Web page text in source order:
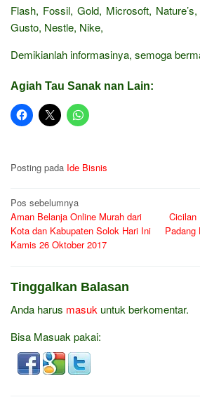
Flash, Fossil, Gold, Microsoft,
Gusto, Nestle, Nike,
Demikianlah informasinya, semoga
Agiah Tau Sanak nan Lain:
Posting pada Ide Bisnis
Navigasi
pos
Pos sebelumnya
Aman Belanja Online Murah dari
Kota dan Kabupaten Solok Hari Ini
Kamis 26 Oktober 2017
Cicilan
Padang
Tinggalkan Balasan
Anda harus masuk untuk berkomentar.
Bisa Masuak pakai: